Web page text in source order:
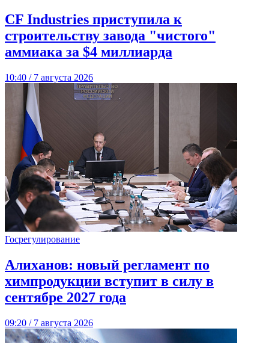
CF Industries приступила к
строительству завода "чистого"
аммиака за $4 миллиарда
10:40 / 7 августа 2026
Госрегулирование
Алиханов: новый регламент по
химпродукции вступит в силу в
сентябре 2027 года
09:20 / 7 августа 2026